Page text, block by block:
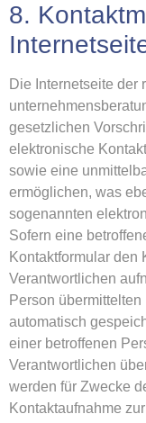
8.
Die Internetseite der
gesetzlichen
elektronische
sowie eine
ermöglichen, was
sogenannten
Sofern eine
Kontaktformular den
Verantwortlichen
Person
automatisch
einer betroffenen
Verantwortlichen
werden für Zwecke
Kontaktaufnahme